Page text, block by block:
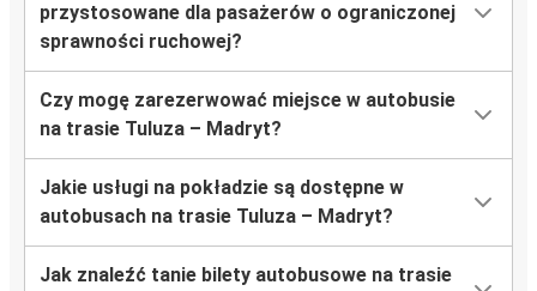
przystosowane dla pasażerów o ograniczonej
sprawności ruchowej?
Czy mogę zarezerwować miejsce w autobusie
na trasie Tuluza – Madryt?
Jakie usługi na pokładzie są dostępne w
autobusach na trasie Tuluza – Madryt?
Jak znaleźć tanie bilety autobusowe na trasie